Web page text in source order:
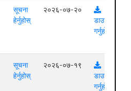
सूचना
हेर्नुहोस्
२०२६-०७-२०
डाउनलोड
गर्नुहोस्
सूचना
हेर्नुहोस्
२०२६-०७-१९
डाउनलोड
गर्नुहोस्